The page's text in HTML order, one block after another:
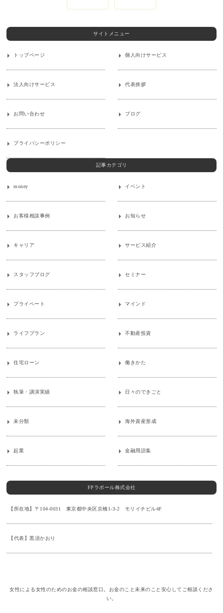
サイトメニュー
トップページ 個人向けサービス
法人向けサービス 代表挨拶
お問い合わせ ブログ
プライバシーポリシー
記事カテゴリ
money イベント
お客様相談事例 お知らせ
キャリア サービス紹介
スタッフブログ セミナー
プライベート マインド
ライフプラン 不動産投資
住宅ローン 働きかた
執筆・講演実績 日々のできごと
未分類 海外資産形成
起業 金融用語集
FPラポール株式会社
【所在地】〒104-0031 東京都中央区京橋1-3-2 モリイチビル4F
【代表】黒須かおり
女性による女性のためのお金の相談窓口。お金のこと未来のこと安心してご相談くださ
い。